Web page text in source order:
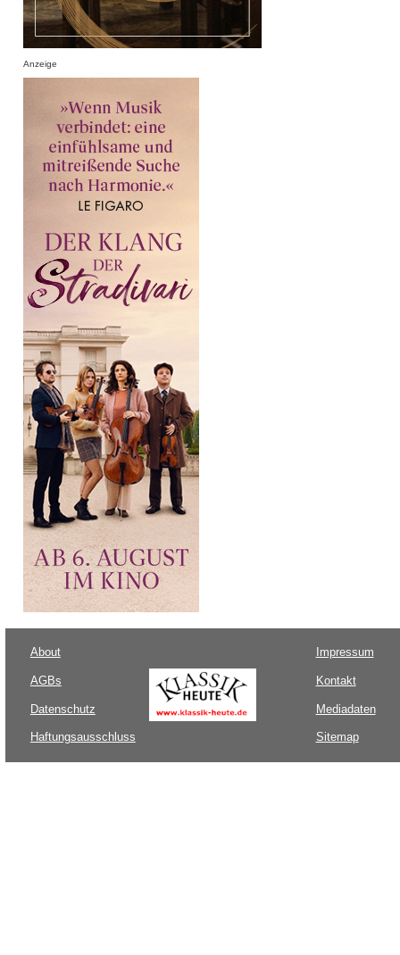
Anzeige
About
AGBs
Datenschutz
Haftungsausschluss
Impressum
Kontakt
Mediadaten
Sitemap